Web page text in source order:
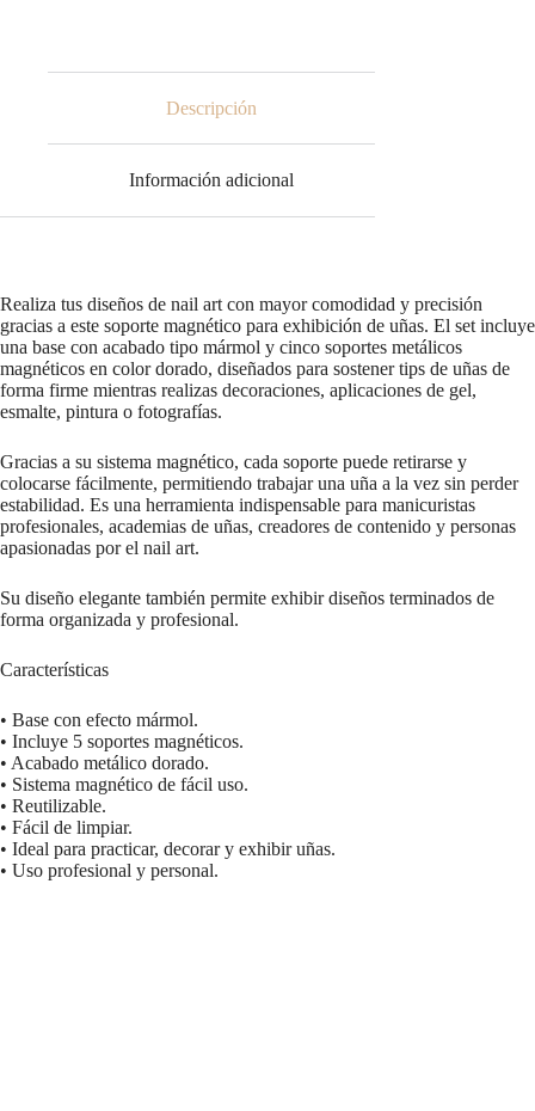
Descripción
Información adicional
Realiza tus diseños de nail art con mayor comodidad y precisión
gracias a este soporte magnético para exhibición de uñas. El set incluye
una base con acabado tipo mármol y cinco soportes metálicos
magnéticos en color dorado, diseñados para sostener tips de uñas de
forma firme mientras realizas decoraciones, aplicaciones de gel,
esmalte, pintura o fotografías.
Gracias a su sistema magnético, cada soporte puede retirarse y
colocarse fácilmente, permitiendo trabajar una uña a la vez sin perder
estabilidad. Es una herramienta indispensable para manicuristas
profesionales, academias de uñas, creadores de contenido y personas
apasionadas por el nail art.
Su diseño elegante también permite exhibir diseños terminados de
forma organizada y profesional.
Características
• Base con efecto mármol.
• Incluye 5 soportes magnéticos.
• Acabado metálico dorado.
• Sistema magnético de fácil uso.
• Reutilizable.
• Fácil de limpiar.
• Ideal para practicar, decorar y exhibir uñas.
• Uso profesional y personal.